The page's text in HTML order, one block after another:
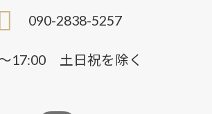
090-2838-5257
17:00 土日祝を除く